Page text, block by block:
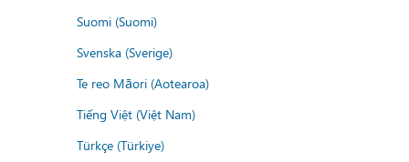
Suomi (Suomi)
Svenska (Sverige)
Te reo Māori (Aotearoa)
Tiếng Việt (Việt Nam)
Türkçe (Türkiye)